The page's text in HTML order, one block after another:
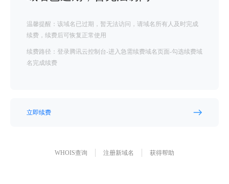
温馨提醒：该域名已过期，暂无法访问，请域名所有人及时完成
续费，续费后可恢复正常使用
续费路径：登录腾讯云控制台-进入急需续费域名页面-勾选续费域
名完成续费
立即续费
WHOIS查询 注册新域名 获得帮助